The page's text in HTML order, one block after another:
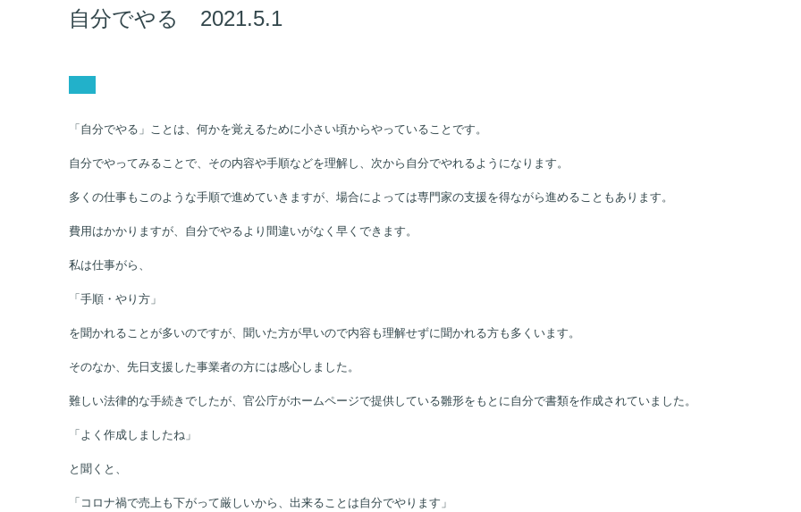
自分でやる 2021.5.1
「自分でやる」ことは、何かを覚えるために小さい頃からやっていることです。
自分でやってみることで、その内容や手順などを理解し、次から自分でやれるようになります。
多くの仕事もこのような手順で進めていきますが、場合によっては専門家の支援を得ながら進めることもあります。
費用はかかりますが、自分でやるより間違いがなく早くできます。
私は仕事がら、
「手順・やり方」
を聞かれることが多いのですが、聞いた方が早いので内容も理解せずに聞かれる方も多くいます。
そのなか、先日支援した事業者の方には感心しました。
難しい法律的な手続きでしたが、官公庁がホームページで提供している雛形をもとに自分で書類を作成されていました。
「よく作成しましたね」
と聞くと、
「コロナ禍で売上も下がって厳しいから、出来ることは自分でやります」